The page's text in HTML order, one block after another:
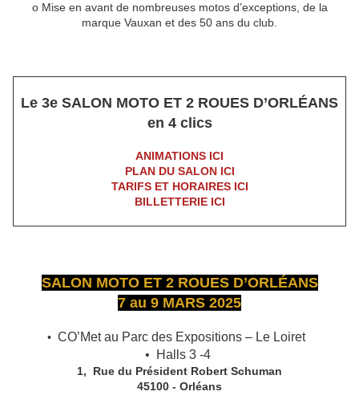
o Mise en avant de nombreuses motos d’exceptions, de la
marque Vauxan et des 50 ans du club.
Le 3e SALON MOTO ET 2 ROUES D’ORLÉANS
en 4 clics
ANIMATIONS ICI
PLAN DU SALON ICI
TARIFS ET HORAIRES ICI
BILLETTERIE ICI
SALON MOTO ET 2 ROUES D’ORLÉANS
7 au 9 MARS 2025
• CO’Met au Parc des Expositions – Le Loiret
• Halls 3 -4
1, Rue du Président Robert Schuman
45100 - Orléans